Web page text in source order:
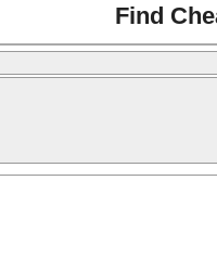
Find